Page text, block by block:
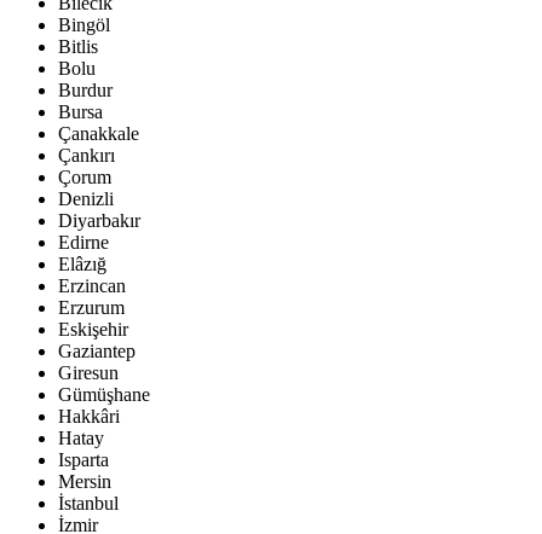
Bingöl
Bitlis
Bolu
Burdur
Bursa
Çanakkale
Çankırı
Çorum
Denizli
Diyarbakır
Edirne
Elâzığ
Erzincan
Erzurum
Eskişehir
Gaziantep
Giresun
Gümüşhane
Hakkâri
Hatay
Isparta
Mersin
İstanbul
İzmir